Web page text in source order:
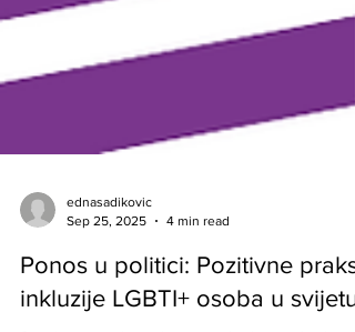
Sep 25, 2025
4 min read
Ponos u politici: Pozitivne